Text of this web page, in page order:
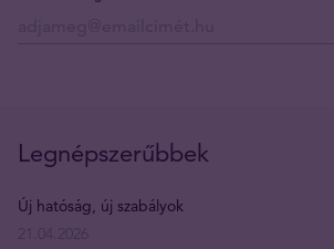
Legnépszerűbbek
Új hatóság, új szabályok